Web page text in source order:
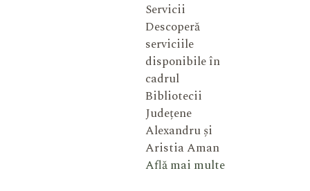
Servicii
Descoperă
serviciile
disponibile în
cadrul
Bibliotecii
Județene
Alexandru și
Aristia Aman
Află mai multe